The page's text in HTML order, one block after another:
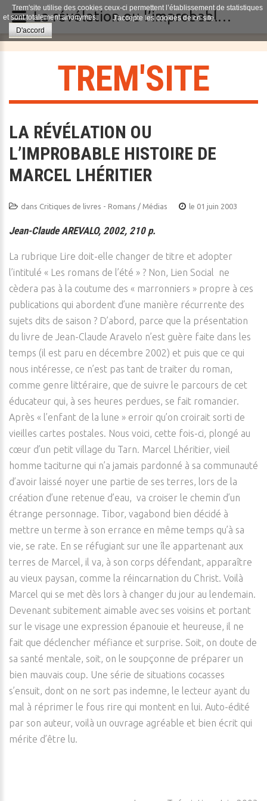
TREM'SITE
LA RÉVÉLATION OU
L’IMPROBABLE HISTOIRE DE
MARCEL LHÉRITIER
dans Critiques de livres - Romans / Médias le 01 juin 2003
Jean-Claude AREVALO, 2002, 210 p.
La rubrique Lire doit-elle changer de titre et adopter
l’intitulé « Les romans de l’été » ? Non, Lien Social ne
cèdera pas à la coutume des « marronniers » propre à ces
publications qui abordent d’une manière récurrente des
sujets dits de saison ? D’abord, parce que la présentation
du livre de Jean-Claude Aravelo n’est guère faite dans les
temps (il est paru en décembre 2002) et puis que ce qui
nous intéresse, ce n’est pas tant de traiter du roman,
comme genre littéraire, que de suivre le parcours de cet
éducateur qui, à ses heures perdues, se fait romancier.
Après « l’enfant de la lune » erroir qu’on croirait sorti de
vieilles cartes postales. Nous voici, cette fois-ci, plongé au
cœur d’un petit village du Tarn. Marcel Lhéritier, vieil
homme taciturne qui n’a jamais pardonné à sa communauté
d’avoir laissé noyer une partie de ses terres, lors de la
création d’une retenue d’eau, va croiser le chemin d’un
étrange personnage. Tibor, vagabond bien décidé à
mettre un terme à son errance en même temps qu’à sa
vie, se rate. En se réfugiant sur une île appartenant aux
terres de Marcel, il va, à son corps défendant, apparaître
au vieux paysan, comme la réincarnation du Christ. Voilà
Marcel qui se met dès lors à changer du jour au lendemain.
Devenant subitement aimable avec ses voisins et portant
sur le visage une expression épanouie et heureuse, il ne
fait que déclencher méfiance et surprise. Soit, on doute de
sa santé mentale, soit, on le soupçonne de préparer un
bien mauvais coup. Une série de situations cocasses
s’ensuit, dont on ne sort pas indemne, le lecteur ayant du
mal à réprimer le fous rire qui montent en lui. Auto-édité
par son auteur, voilà un ouvrage agréable et bien écrit qui
mérite d’être lu.
Trem'site utilise des cookies ceux-ci permettent l’établissement de statistiques
et sont totalement anonymes.
J'accepte les cookies de ce site.
D'accord
La révélation ou l’improbable histoire de Marcel Lhéritier